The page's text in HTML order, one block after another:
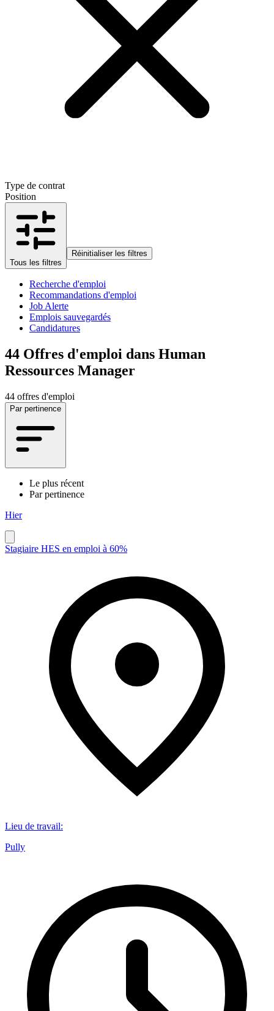
Type de contrat
Position
Tous les filtres
Réinitialiser les filtres
Recherche d'emploi
Recommandations d'emploi
Job Alerte
Emplois sauvegardés
Candidatures
44 Offres d'emploi dans Human
Ressources Manager
44 offres d'emploi
Par pertinence
Le plus récent
Par pertinence
Hier
Stagiaire HES en emploi à 60%
Lieu de travail:
Pully